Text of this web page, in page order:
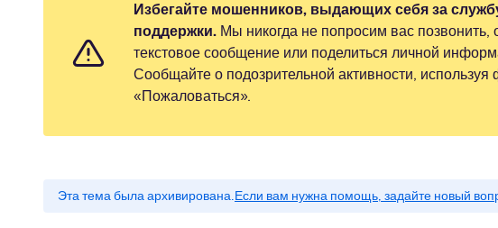
Избегайте мошенников, выдающих себя за
поддержки. Мы никогда не попросим вас позвонить,
текстовое сообщение или поделиться личной
Сообщайте о подозрительной активности, используя
«Пожаловаться».
Эта тема была архивирована.Если вам нужна помощь, задайте новый